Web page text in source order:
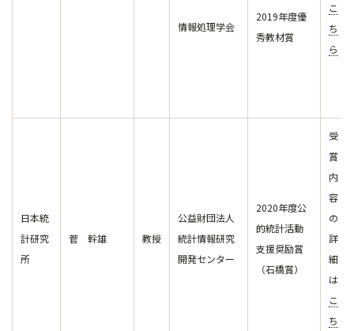
こ
ち
ら
情報処理学会
2019年度優
秀教材賞
日本統
計研究
所
菅 幹雄 教授
公益財団法人
統計情報研究
開発センター
2020年度公
的統計活動
支援奨励賞
（石橋賞）
受
賞
内
容
の
詳
細
は
こ
ち